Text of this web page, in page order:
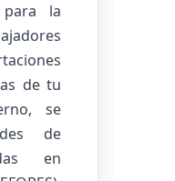
para la
de tu
se
de
en